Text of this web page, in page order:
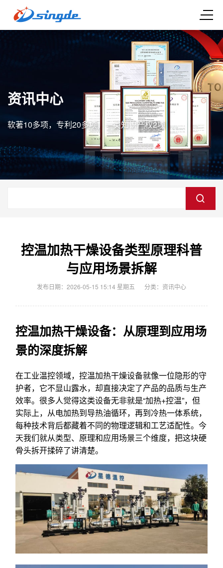
资讯中心
软著10多项，专利20多项，一类知识产权2项
控温加热干燥设备类型原理科普
与应用场景拆解
发布日期：2026-05-15 15:14 星期五 分类： 资讯中心
控温加热干燥设备：从原理到应用场
景的深度拆解
在工业温控领域，控温加热干燥设备就像一位隐形的守
护者，它不显山露水，却直接决定了产品的品质与生产
效率。很多人觉得这类设备无非就是“加热+控温”，但
实际上，从电加热到导热油循环，再到冷热一体系统，
每种技术背后都藏着不同的物理逻辑和工艺适配性。今
天我们就从类型、原理和应用场景三个维度，把这块硬
骨头拆开揉碎了讲清楚。